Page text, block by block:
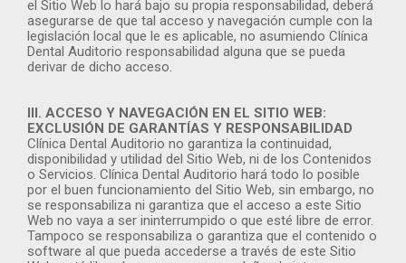
el Sitio Web lo hará bajo su propia responsabilidad, deberá
asegurarse de que tal acceso y navegación cumple con la
legislación local que le es aplicable, no asumiendo Clínica
Dental Auditorio responsabilidad alguna que se pueda
derivar de dicho acceso.
III. ACCESO Y NAVEGACIÓN EN EL SITIO WEB:
EXCLUSIÓN DE GARANTÍAS Y RESPONSABILIDAD
Clínica Dental Auditorio no garantiza la continuidad,
disponibilidad y utilidad del Sitio Web, ni de los Contenidos
o Servicios. Clínica Dental Auditorio hará todo lo posible
por el buen funcionamiento del Sitio Web, sin embargo, no
se responsabiliza ni garantiza que el acceso a este Sitio
Web no vaya a ser ininterrumpido o que esté libre de error.
Tampoco se responsabiliza o garantiza que el contenido o
software al que pueda accederse a través de este Sitio